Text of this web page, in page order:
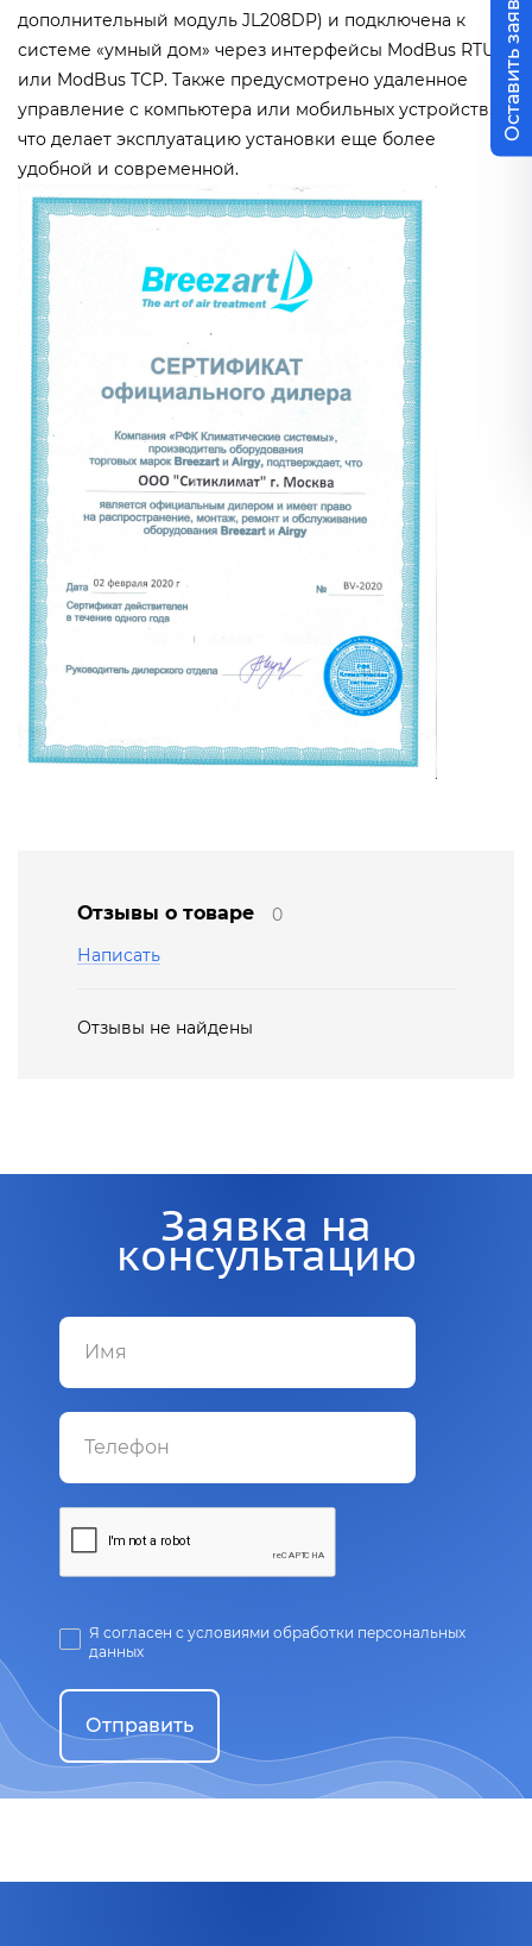
дополнительный модуль JL208DP) и подключена к
системе «умный дом» через интерфейсы ModBus RTU
или ModBus TCP. Также предусмотрено удаленное
управление с компьютера или мобильных устройств,
что делает эксплуатацию установки еще более
удобной и современной.
Отзывы о товаре
0
Написать
Отзывы не найдены
Заявка на
консультацию
Я согласен с условиями обработки персональных
данных
Отправить
Оставить заявку